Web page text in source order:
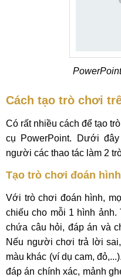
Cách tạo trò chơi
Có rất nhiều cách để tạo
cụ PowerPoint. Dưới
người các thao tác làm 2
Tạo trò chơi đoán
Với trò chơi đoán hình,
chiếu cho mỗi 1 hình ảnh.
chứa câu hỏi, đáp án và
Nếu người chơi trả lời
màu khác (ví dụ cam,
đáp án chính xác, mảnh